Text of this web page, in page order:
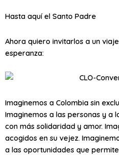
Hasta aquí el Santo Padre
Ahora quiero invitarlos a un
esperanza:
Imaginemos a Colombia sin
Imaginemos a las personas y a
con más solidaridad y amor.
acogidos en su vejez.
a las oportunidades que